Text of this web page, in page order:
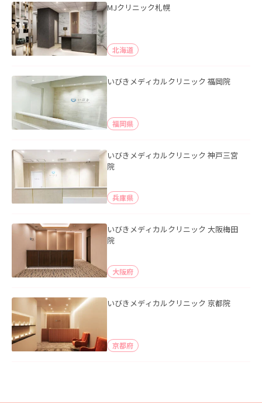
MJクリニック札幌
北海道
いびきメディカルクリニック 福岡院
福岡県
いびきメディカルクリニック 神戸三宮
院
兵庫県
いびきメディカルクリニック 大阪梅田
院
大阪府
いびきメディカルクリニック 京都院
京都府